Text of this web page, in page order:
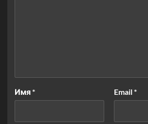
Имя* Email*